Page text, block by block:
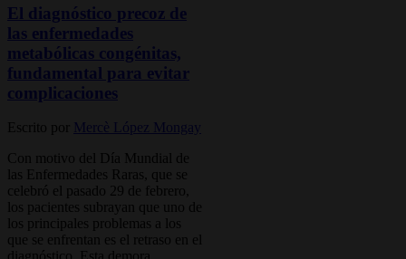
El diagnóstico precoz de
las enfermedades
metabólicas congénitas,
fundamental para evitar
complicaciones
Escrito por
Mercè López Mongay
Con motivo del Día Mundial de
las Enfermedades Raras, que se
celebró el pasado 29 de febrero,
los pacientes subrayan que uno de
los principales problemas a los
que se enfrentan es el retraso en el